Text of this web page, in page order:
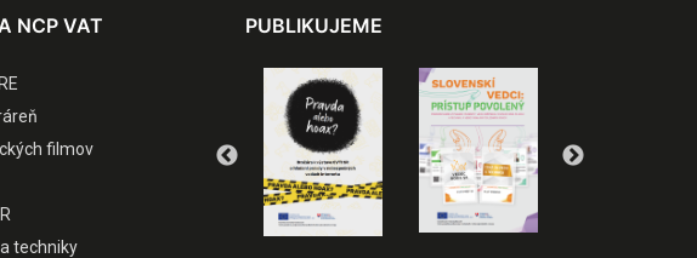
NCP VAT
filmov
techniky
PUBLIKUJEME